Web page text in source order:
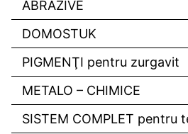
ABRAZIVE
DOMOSTUK
PIGMENŢI pentru zurgavit
METALO – CHIMICE
SISTEM COMPLET pentru